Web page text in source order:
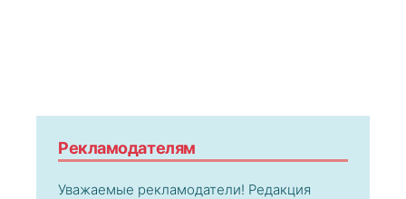
Рекламодателям
Уважаемые рекламодатели! Редакция